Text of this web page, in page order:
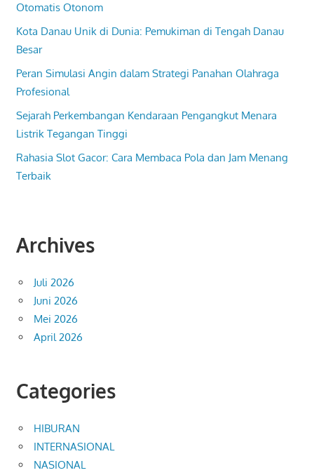
Otomatis Otonom
Kota Danau Unik di Dunia: Pemukiman di Tengah Danau
Besar
Peran Simulasi Angin dalam Strategi Panahan Olahraga
Profesional
Sejarah Perkembangan Kendaraan Pengangkut Menara
Listrik Tegangan Tinggi
Rahasia Slot Gacor: Cara Membaca Pola dan Jam Menang
Terbaik
Archives
Juli 2026
Juni 2026
Mei 2026
April 2026
Categories
HIBURAN
INTERNASIONAL
NASIONAL